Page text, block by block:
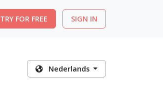
TRY FOR FREE SIGN IN
Nederlands